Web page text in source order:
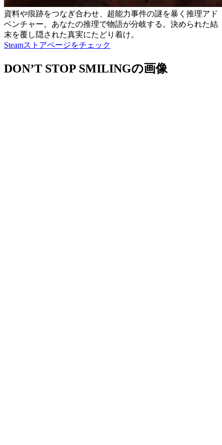
資料や痕跡をつなぎ合わせ、超能力事件の謎を暴く推理アド
ベンチャー。あなたの推理で物語が分岐する。決められた結
末を覆し隠された真実にたどり着け。
Steamストアページをチェック
DON’T STOP SMILINGの画像